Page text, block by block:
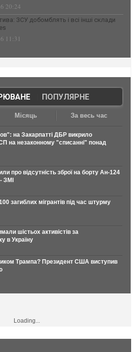
20:24
ЗСУ добомблять і всі інші склади
11:31
| ПОПУЛЯРНЕ
Місяць За весь час
на Закарпатті ДБР викрило
на незаконному "списанні" понад
про відсутність зброї на борту Ан-124
ЗМІ
загиблих мігрантів під час штурму
шістьох активістів за
в Україну
Трампа? Президент США виступив
Loading...